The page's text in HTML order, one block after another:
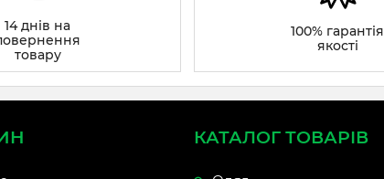
14 днів на
товару
100% гарантія
якості
КАТАЛОГ ТОВАРІВ